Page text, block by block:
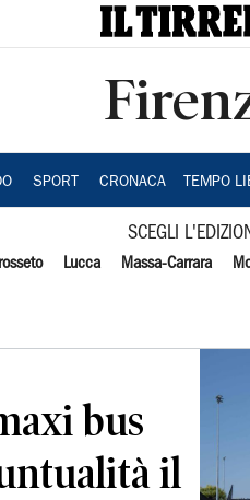
SPORT CRONACA TEMPO
SCEGLI
Lucca Massa-Carrara
bus
il